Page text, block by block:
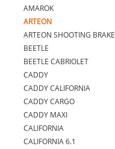
AMAROK
ARTEON
ARTEON SHOOTING BRAKE
BEETLE
BEETLE CABRIOLET
CADDY
CADDY CALIFORNIA
CADDY CARGO
CADDY MAXI
CALIFORNIA
CALIFORNIA 6.1